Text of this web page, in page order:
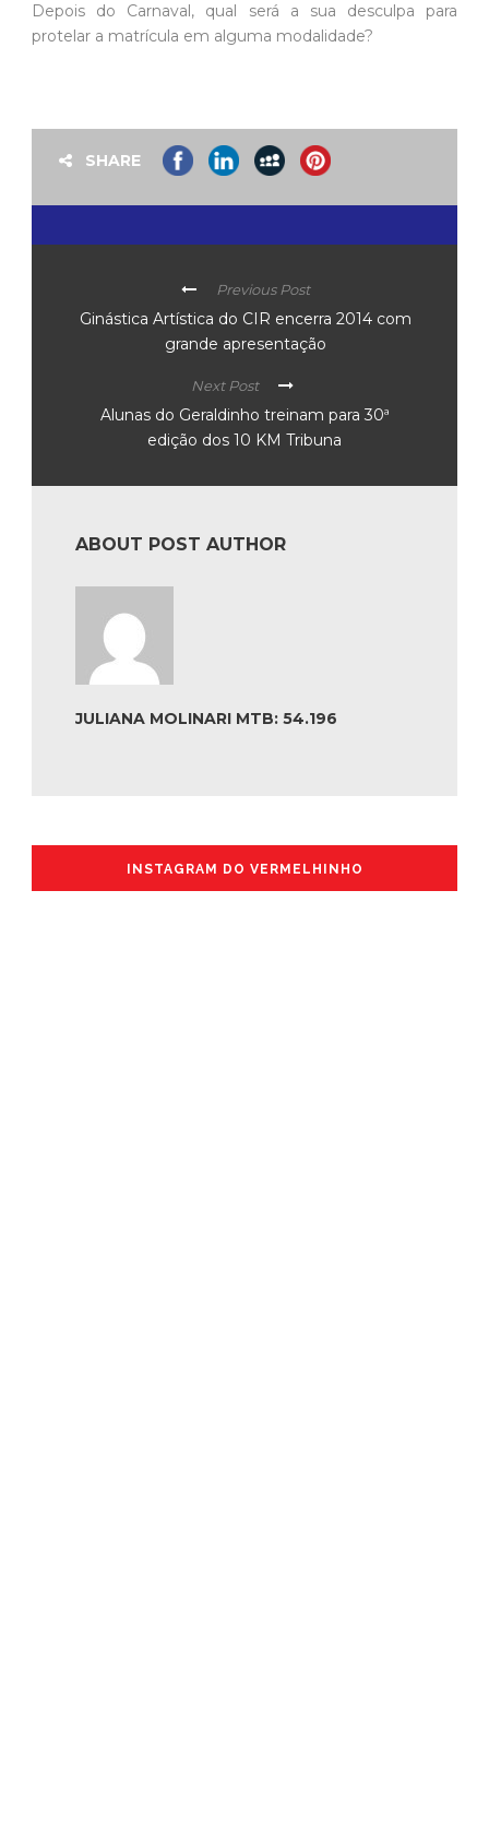
Depois do Carnaval, qual será a sua desculpa para
protelar a matrícula em alguma modalidade?
SHARE
Previous Post
Ginástica Artística do CIR encerra 2014 com
grande apresentação
Next Post
Alunas do Geraldinho treinam para 30ª
edição dos 10 KM Tribuna
ABOUT POST AUTHOR
JULIANA MOLINARI MTB: 54.196
INSTAGRAM DO VERMELHINHO